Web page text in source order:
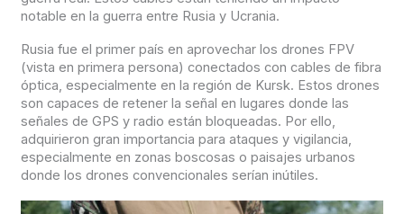
notable en la guerra entre Rusia y Ucrania.
Rusia fue el primer país en aprovechar los drones FPV
(vista en primera persona) conectados con cables de fibra
óptica, especialmente en la región de Kursk. Estos drones
son capaces de retener la señal en lugares donde las
señales de GPS y radio están bloqueadas. Por ello,
adquirieron gran importancia para ataques y vigilancia,
especialmente en zonas boscosas o paisajes urbanos
donde los drones convencionales serían inútiles.